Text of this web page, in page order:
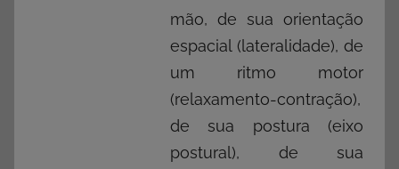
mão, de sua orientação
espacial (lateralidade), de
um ritmo motor
(relaxamento-contração),
de sua postura (eixo
postural), de sua